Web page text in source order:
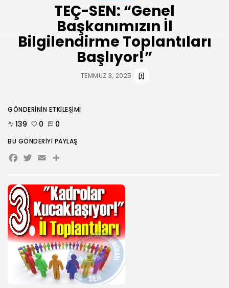
TEÇ-SEN: “Genel
Başkanımızın İl
Bilgilendirme Toplantıları
Başlıyor!”
TEMMUZ 3, 2025
GÖNDERININ ETKILEŞIMI
139 0 0
BU GÖNDERIYI PAYLAŞ
Facebook
Twitter
EmailShare